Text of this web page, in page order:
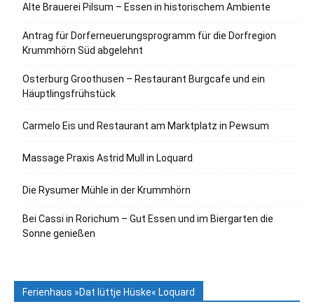
Alte Brauerei Pilsum – Essen in historischem Ambiente
Antrag für Dorferneuerungsprogramm für die Dorfregion
Krummhörn Süd abgelehnt
Osterburg Groothusen – Restaurant Burgcafe und ein
Häuptlingsfrühstück
Carmelo Eis und Restaurant am Marktplatz in Pewsum
Massage Praxis Astrid Mull in Loquard
Die Rysumer Mühle in der Krummhörn
Bei Cassi in Rorichum – Gut Essen und im Biergarten die
Sonne genießen
Ferienhaus »Dat lüttje Hüske« Loquard